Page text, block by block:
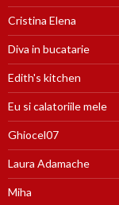
Cristina Elena
Diva in bucatarie
Edith's kitchen
Eu si calatoriile mele
Ghiocel07
Laura Adamache
Miha